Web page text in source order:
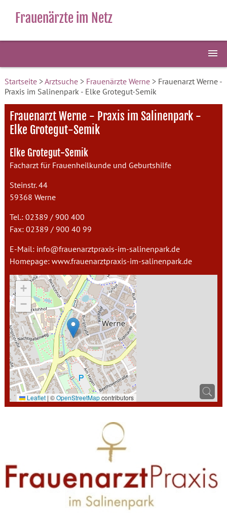
Frauenärzte im Netz
Startseite>Arztsuche> Frauenärzte Werne> Frauenarzt Werne -
Praxis im Salinenpark - Elke Grotegut-Semik
Frauenarzt Werne - Praxis im Salinenpark -
Elke Grotegut-Semik
Elke Grotegut-Semik
Facharzt für Frauenheilkunde und Geburtshilfe
Steinstr. 44
59368 Werne
Tel.: 02389 / 900 400
Fax: 02389 / 900 40 99
E-Mail: info@frauenarztpraxis-im-salinenpark.de
Homepage: www.frauenarztpraxis-im-salinenpark.de
+
−
Leaflet | ©OpenStreetMapcontributors